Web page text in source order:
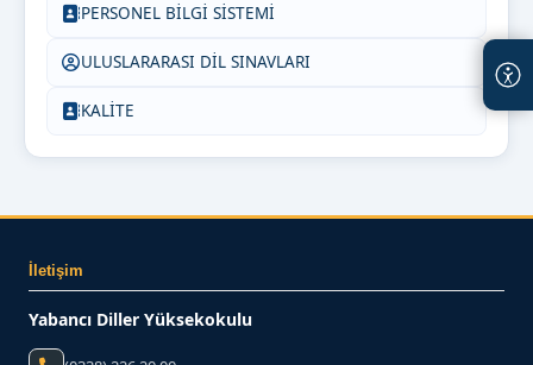
PERSONEL BİLGİ SİSTEMİ
ULUSLARARASI DİL SINAVLARI
KALİTE
İletişim
Yabancı Diller Yüksekokulu